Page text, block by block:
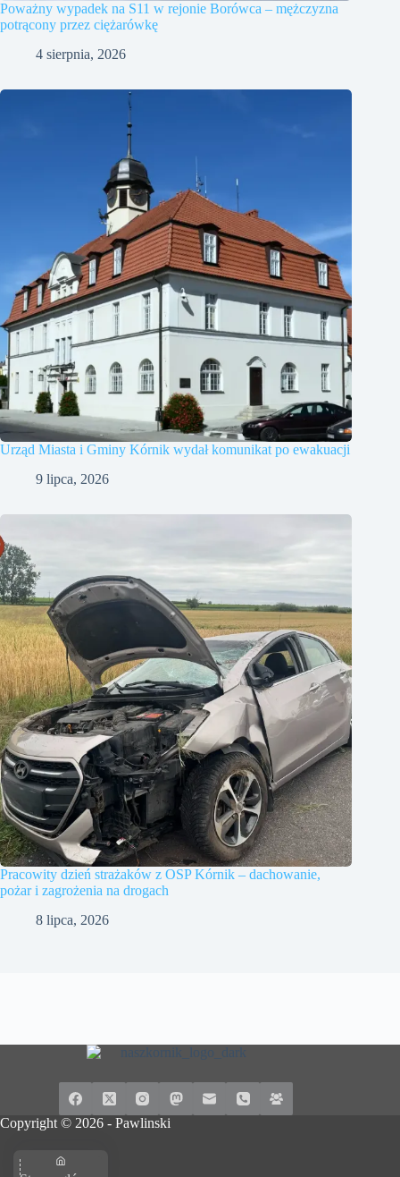
Poważny wypadek na S11 w rejonie Borówca – mężczyzna
potrącony przez ciężarówkę
4 sierpnia, 2026
Urząd Miasta i Gminy Kórnik wydał komunikat po ewakuacji
9 lipca, 2026
Pracowity dzień strażaków z OSP Kórnik – dachowanie,
pożar i zagrożenia na drogach
8 lipca, 2026
Copyright © 2026 - Pawlinski